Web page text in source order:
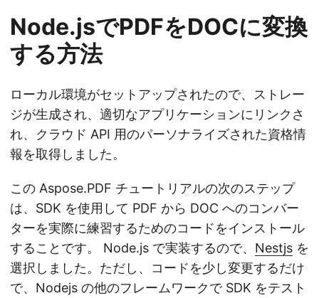
Node.jsでPDFをDOCに変換
する方法
ローカル環境がセットアップされたので、ストレー
ジが生成され、適切なアプリケーションにリンクさ
れ、クラウド API 用のパーソナライズされた資格情
報を取得しました。
この Aspose.PDF チュートリアルの次のステップ
は、SDK を使用して PDF から DOC へのコンバー
ターを実際に練習するためのコードをインストール
することです。 Node.js で実装するので、 Nestjs を
選択しました。ただし、コードを少し変更するだけ
で、Nodejs の他のフレームワークで SDK をテスト